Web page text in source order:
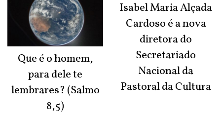
Que é o homem,
para dele te
lembrares? (Salmo
8,5)
Isabel Maria Alçada
Cardoso é a nova
diretora do
Secretariado
Nacional da
Pastoral da Cultura